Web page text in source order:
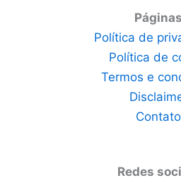
Páginas
Política de
Política de
Termos e
Contato
Redes